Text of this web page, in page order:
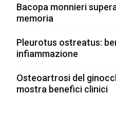
Bacopa monnieri
memoria
Pleurotus ostreatus:
infiammazione
Osteoartrosi del
mostra benefici clinici